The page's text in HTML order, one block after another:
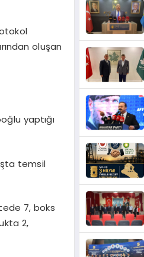
oluşan
yaptığı
temsil
7, boks
2,